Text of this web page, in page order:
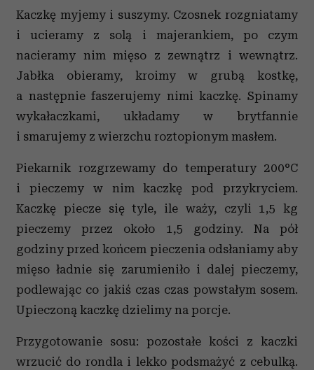
Kaczkę myjemy i suszymy. Czosnek rozgniatamy
i ucieramy z solą i majerankiem, po czym
nacieramy nim mięso z zewnątrz i wewnątrz.
Jabłka obieramy, kroimy w grubą kostkę,
a następnie faszerujemy nimi kaczkę. Spinamy
wykałaczkami, układamy w brytfannie
i smarujemy z wierzchu roztopionym masłem.
Piekarnik rozgrzewamy do temperatury 200°C
i pieczemy w nim kaczkę pod przykryciem.
Kaczkę piecze się tyle, ile waży, czyli 1,5 kg
pieczemy przez około 1,5 godziny. Na pół
godziny przed końcem pieczenia odsłaniamy aby
mięso ładnie się zarumieniło i dalej pieczemy,
podlewając co jakiś czas czas powstałym sosem.
Upieczoną kaczkę dzielimy na porcje.
Przygotowanie sosu: pozostałe kości z kaczki
wrzucić do rondla i lekko podsmażyć z cebulką.